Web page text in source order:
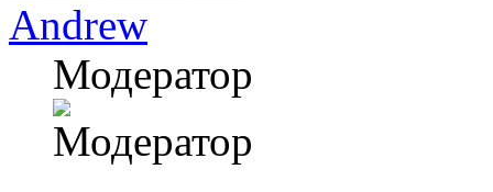
Andrew
Модератор